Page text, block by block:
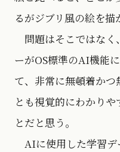
るがジブリ風の絵を描
問題はそこではなく
ーがOS標準のAI機能
て、非常に無頓着か
とも視覚的にわかり
とだと思う。
AIに使用した学習デ